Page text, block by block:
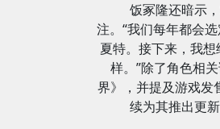
饭冢隆还暗示
注。“我们每年都会
夏特。接下来，我
样。”除了角色相
界》，并提及游戏发
续为其推出更